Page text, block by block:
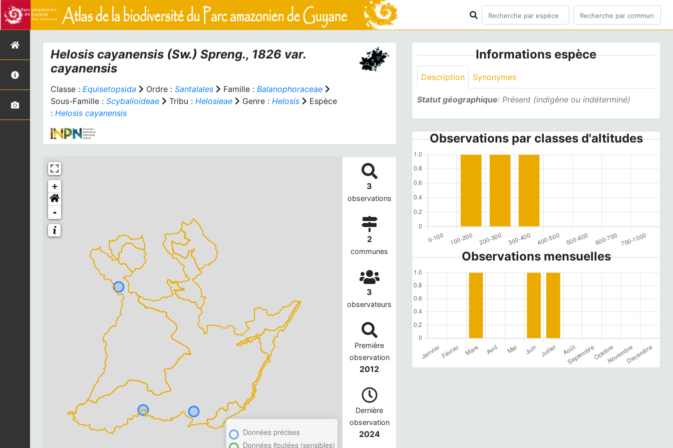
Helosis cayanensis (Sw.) Spreng., 1826 var.
cayanensis
Classe : Equisetopsida Ordre : Santalales Famille : Balanophoraceae
Sous-Famille : Scybalioideae Tribu : Helosieae Genre : Helosis
Espèce
: Helosis cayanensis
+
-
Données précises
Données floutées (sensibles)
3
observations
2
communes
3
observateurs
Première
observation
2012
Dernière
observation
2024
Informations espèce
Description Synonymes
Statut géographique: Présent (indigène ou indéterminé)
Observations par classes d'altitudes
Observations mensuelles